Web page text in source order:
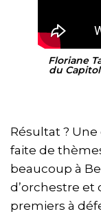
Floriane
du
Résultat ?
faite de
beaucoup à
d’orchestre et
premiers à